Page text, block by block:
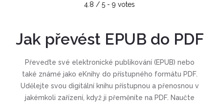
4.8 / 5 - 9 votes
Jak převést EPUB do PDF
Převeďte své elektronické publikování (EPUB) nebo
také známé jako eKnihy do přístupného formátu PDF.
Udělejte svou digitální knihu přístupnou a přenosnou v
jakémkoli zařízení, když ji přeměníte na PDF. Naučte